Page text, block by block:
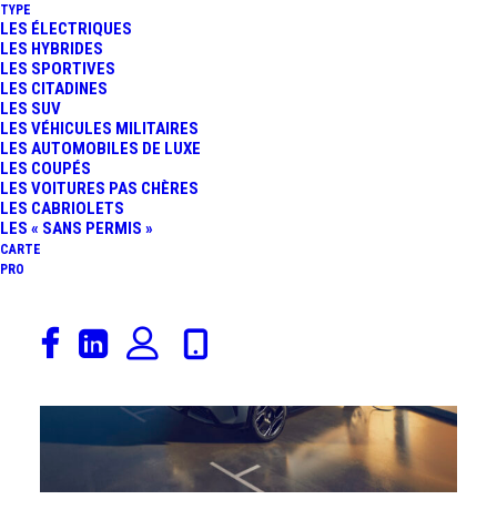
TYPE
LES ÉLECTRIQUES
LES HYBRIDES
LES SPORTIVES
LES CITADINES
LES SUV
LES VÉHICULES MILITAIRES
LES AUTOMOBILES DE LUXE
LES COUPÉS
LES VOITURES PAS CHÈRES
LES CABRIOLETS
LES « SANS PERMIS »
CARTE
PRO
21 mars 2024
VOLKSWAGEN ID. BUZZ
GTX : COMBI 100%